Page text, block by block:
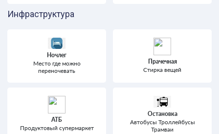
Инфраструктура
Ночлег
Место где можно
переночевать
Прачечная
Стирка вещей
АТБ
Продуктовый супермаркет
Остановка
Автобусы Троллейбусы
Трамваи